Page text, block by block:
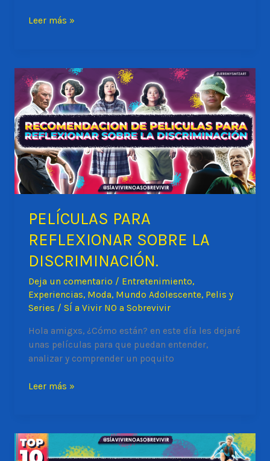
TENER
REALIDAD
Leer más »
PELÍCULAS PARA
REFLEXIONAR SOBRE LA
DISCRIMINACIÓN.
Deja un comentario / Entretenimiento,
Experiencias, Moda, Mundo Adolescente, Pelis y
Series /SÍ a Vivir NO a Sobrevivir
Hola amigxs, ¿Cómo están? en este día les dejaré
unas películas para que puedan entender,
analizar y comprender un poquito
PELÍCULAS
LA
DISCRIMINACIÓN.
Leer más »